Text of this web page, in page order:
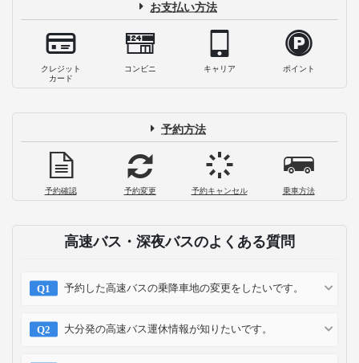
お支払い方法
クレジット
カード
コンビニ キャリア ポイント
予約方法
予約確認 予約変更 予約キャンセル 乗車方法
高速バス・深夜バスのよくある質問
予約した高速バスの乗降車地の変更をしたいです。
大分発の高速バス運休情報が知りたいです。